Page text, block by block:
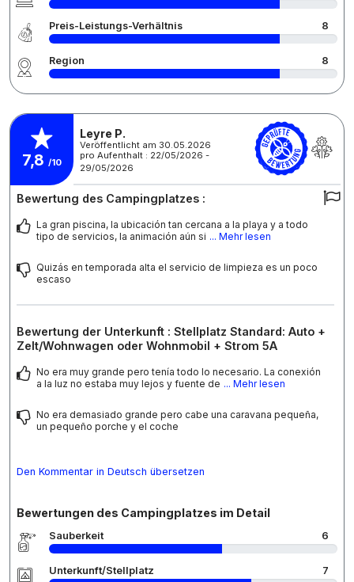
Preis-Leistungs-Verhältnis 8
Region 8
7,8 /10
Leyre P.
Veröffentlicht am 30.05.2026
pro Aufenthalt : 22/05/2026 -
29/05/2026
Bewertung des Campingplatzes :
La gran piscina, la ubicación tan cercana a la playa y a todo
tipo de servicios, la animación aún si ... Mehr lesen
Quizás en temporada alta el servicio de limpieza es un poco
escaso
Bewertung der Unterkunft : Stellplatz Standard: Auto +
Zelt/Wohnwagen oder Wohnmobil + Strom 5A
No era muy grande pero tenía todo lo necesario. La conexión
a la luz no estaba muy lejos y fuente de ... Mehr lesen
No era demasiado grande pero cabe una caravana pequeña,
un pequeño porche y el coche
Den Kommentar in Deutsch übersetzen
Bewertungen des Campingplatzes im Detail
Sauberkeit 6
Unterkunft/Stellplatz 7